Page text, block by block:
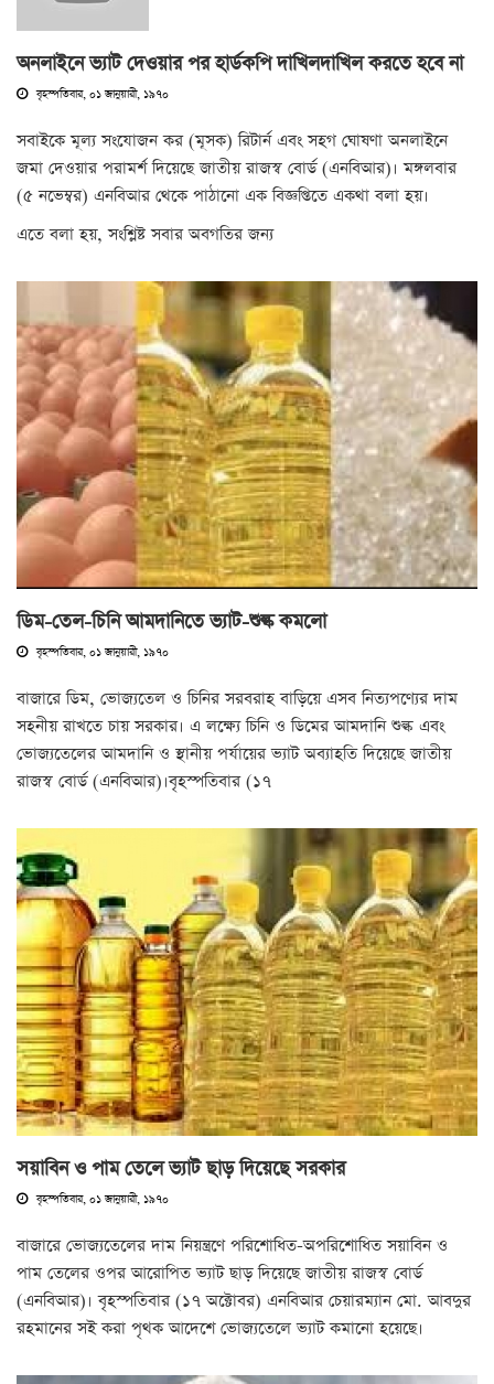
অনলাইনে ভ্যাট দেওয়ার পর হার্ডকপি দাখিলদাখিল করতে হবে না
বৃহস্পতিবার, ০১ জানুয়ারী, ১৯৭০
সবাইকে মূল্য সংযোজন কর (মূসক) রিটার্ন এবং সহগ ঘোষণা অনলাইনে
জমা দেওয়ার পরামর্শ দিয়েছে জাতীয় রাজস্ব বোর্ড (এনবিআর)। মঙ্গলবার
(৫ নভেম্বর) এনবিআর থেকে পাঠানো এক বিজ্ঞপ্তিতে একথা বলা হয়।
এতে বলা হয়, সংশ্লিষ্ট সবার অবগতির জন্য
ডিম-তেল-চিনি আমদানিতে ভ্যাট-শুল্ক কমলো
বৃহস্পতিবার, ০১ জানুয়ারী, ১৯৭০
বাজারে ডিম, ভোজ্যতেল ও চিনির সরবরাহ বাড়িয়ে এসব নিত্যপণ্যের দাম
সহনীয় রাখতে চায় সরকার। এ লক্ষ্যে চিনি ও ডিমের আমদানি শুল্ক এবং
ভোজ্যতেলের আমদানি ও স্থানীয় পর্যায়ের ভ্যাট অব্যাহতি দিয়েছে জাতীয়
রাজস্ব বোর্ড (এনবিআর)।বৃহস্পতিবার (১৭
সয়াবিন ও পাম তেলে ভ্যাট ছাড় দিয়েছে সরকার
বৃহস্পতিবার, ০১ জানুয়ারী, ১৯৭০
বাজারে ভোজ্যতেলের দাম নিয়ন্ত্রণে পরিশোধিত-অপরিশোধিত সয়াবিন ও
পাম তেলের ওপর আরোপিত ভ্যাট ছাড় দিয়েছে জাতীয় রাজস্ব বোর্ড
(এনবিআর)। বৃহস্পতিবার (১৭ অক্টোবর) এনবিআর চেয়ারম্যান মো. আবদুর
রহমানের সই করা পৃথক আদেশে ভোজ্যতেলে ভ্যাট কমানো হয়েছে।